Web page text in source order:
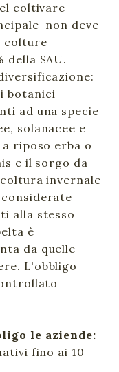
coltivare
non deve
colture
SAU.
botanici
ad una specie
solanacee e
riposo erba o
e il sorgo da
invernale
alla stesso
è
da quelle
L'obbligo
le aziende:
fino ai 10